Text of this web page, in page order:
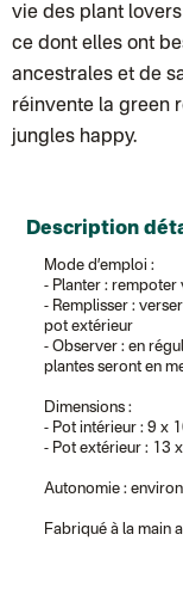
DPD colis suivi
vie des plant
ce dont elles ont
ancestrales et de
réinvente la green
jungles happy.
Description
Mode d’emploi :
- Planter :
- Remplisser :
pot extérieur
- Observer : en
plantes seront en
Dimensions :
- Pot intérieur : 9 x
- Pot extérieur : 13
Autonomie :
Fabriqué à la main